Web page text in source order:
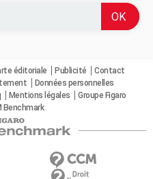
éditoriale Publicité
Contact
Données personnelles
Mentions légales
Groupe Figaro
Benchmark